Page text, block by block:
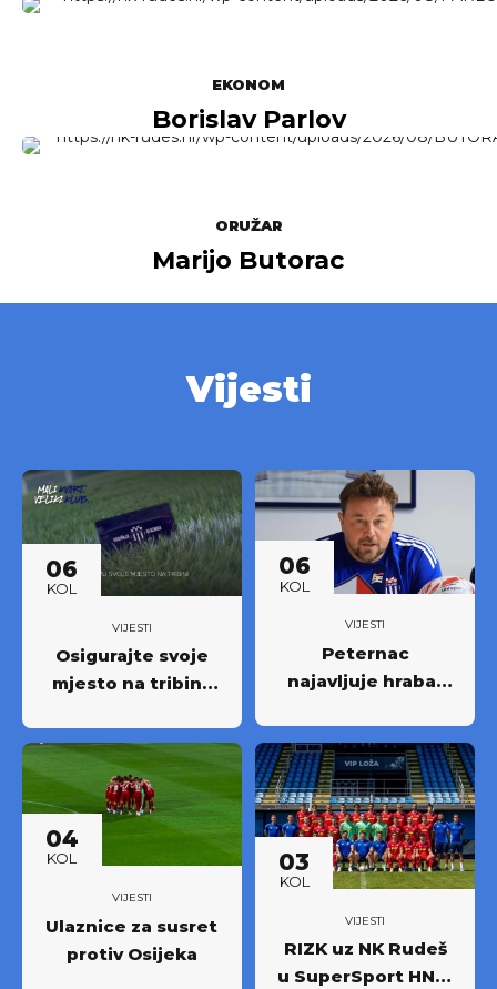
EKONOM
Borislav Parlov
ORUŽAR
Marijo Butorac
Vijesti
06
KOL
VIJESTI
Osigurajte svoje
mjesto na tribini:
godišnjih ulaznica
NK Rudeš za
prvoligašku
sezonu 2026/27.!
06
KOL
VIJESTI
Peternac
najavljuje hrabar
04
KOL
VIJESTI
Ulaznice za susret
protiv Osijeka
03
KOL
VIJESTI
RIZK uz NK Rudeš
u SuperSport HNL-